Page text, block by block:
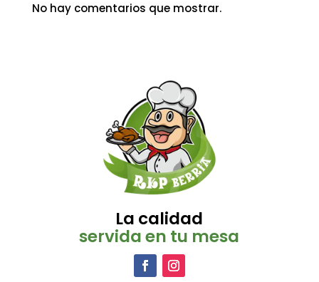
No hay comentarios que mostrar.
La calidad
servida en tu mesa